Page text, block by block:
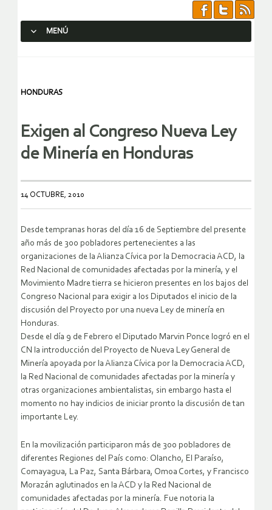
MENÚ
HONDURAS
Exigen al Congreso Nueva Ley
de Minería en Honduras
14 OCTUBRE, 2010
Desde tempranas horas del día 16 de Septiembre del presente
año más de 300 pobladores pertenecientes a las
organizaciones de la Alianza Cívica por la Democracia ACD, la
Red Nacional de comunidades afectadas por la minería, y el
Movimiento Madre tierra se hicieron presentes en los bajos del
Congreso Nacional para exigir a los Diputados el inicio de la
discusión del Proyecto por una nueva Ley de minería en
Honduras.
Desde el día 9 de Febrero el Diputado Marvin Ponce logró en el
CN la introducción del Proyecto de Nueva Ley General de
Minería apoyada por la Alianza Cívica por la Democracia ACD,
la Red Nacional de comunidades afectadas por la minería y
otras organizaciones ambientalistas, sin embargo hasta el
momento no hay indicios de iniciar pronto la discusión de tan
importante Ley.
En la movilización participaron más de 300 pobladores de
diferentes Regiones del País como: Olancho, El Paraíso,
Comayagua, La Paz, Santa Bárbara, Omoa Cortes, y Francisco
Morazán aglutinados en la ACD y la Red Nacional de
comunidades afectadas por la minería. Fue notoria la